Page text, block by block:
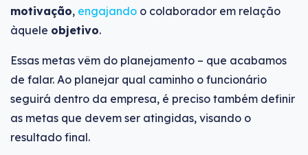
motivação, engajando o colaborador em relação
àquele objetivo.
Essas metas vêm do planejamento – que acabamos
de falar. Ao planejar qual caminho o funcionário
seguirá dentro da empresa, é preciso também definir
as metas que devem ser atingidas, visando o
resultado final.